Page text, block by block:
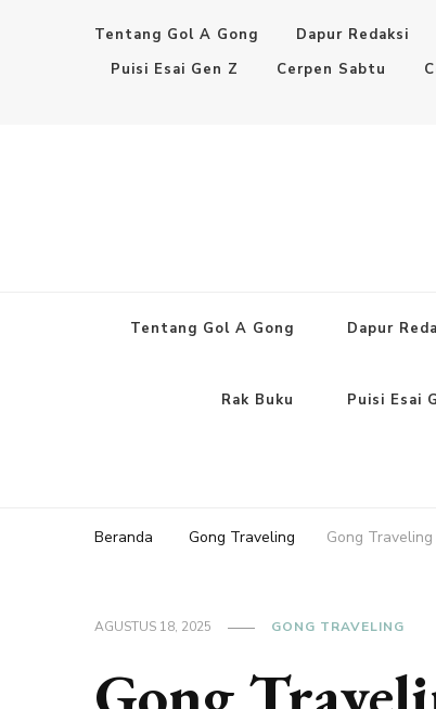
Tentang Gol A Gong Dapur Redaksi
Puisi Esai Gen Z
Cerpen Sabtu
Tentang Gol A Gong Dapur
Rak Buku Puisi Esai
Beranda Gong Traveling Gong
AGUSTUS 18, 2025 GONG TRAVELING